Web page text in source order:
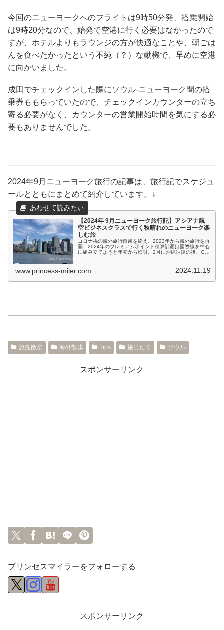
今回のニューヨークへのフライトは9時50分発、搭乗開始
は9時20分なので、始発で空港に行く必要はなかったので
すが、ホテルよりもラウンジの方が快適なことや、朝ごは
んを食べたかったという不純（？）な動機で、早めに空港
に向かいました。
成田でチェックインした際にソウル-ニューヨーク間の搭
乗券ももらっていたので、チェックインカウンターの立ち
寄る必要がなく、カウンターの営業開始時間を気にする必
要もありませんでした。
2024年9月ニューヨーク旅行の記事は、旅行記でスケジュ
ールとともにまとめて紹介しています。↓
【2024年 9月ニューヨーク旅行記】アシアナ航
空ビジネスクラスで行く秋晴れのニューヨーク楽
しむ旅
コロナ禍の海外旅行自粛を終え、2023年から海外旅行を再
開、2024年のプレミアムポイント積算計画は国際線を中心
に組み立てようと年初から検討。2月に沖縄往復の後、GW
www.princess-miler.com 2024.11.19
旅先散歩 海外散歩 Tips 旅じたく ソウル
スポンサーリンク
プリンセスマイラーをフォローする
スポンサーリンク